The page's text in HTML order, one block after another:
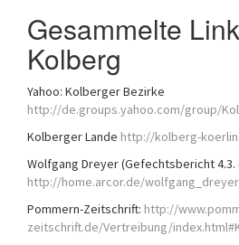
Gesammelte
Kolberg
Yahoo: Kolberger Bezirke
http://de.groups.yahoo.com/group/
Kolberger Lande http://kolberg-
Wolfgang Dreyer (Gefechtsbericht 4.3.
http://home.arcor.de/
Pommern-Zeitschrift: http://
zeitschrift.de/Vertreibung/